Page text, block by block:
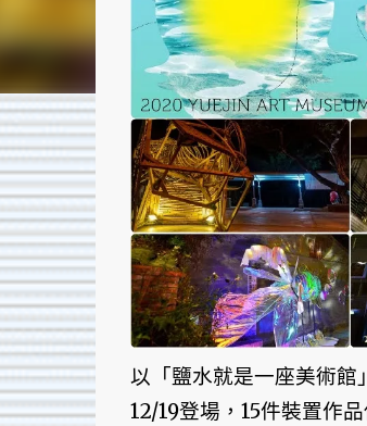
以「鹽水就是一座美術
12/19登場，15件裝置作